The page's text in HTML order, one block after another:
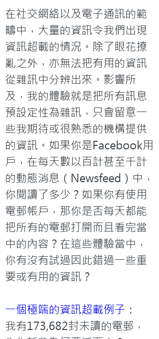
在社交網絡以及電子通訊的範
疇中，大量的資訊令我們出現
資訊超載的情況。除了眼花撩
亂之外，亦無法把有用的資訊
從雜訊中分辨出來。影響所
及，我的體驗就是把所有訊息
預設定性為雜訊，只會留意一
些我期待或很熟悉的機構提供
的資訊。如果你是Facebook用
戶，在每天數以百計甚至千計
的動態消息（Newsfeed）中，
你閱讀了多少？如果你有使用
電郵帳戶，那你是否每天都能
把所有的電郵打開而且看完當
中的內容？在這些體驗當中，
你有沒有試過因此錯過一些重
要或有用的資訊？
一個極端的資訊超載例子 ：
我有173,682封未讀的電郵，